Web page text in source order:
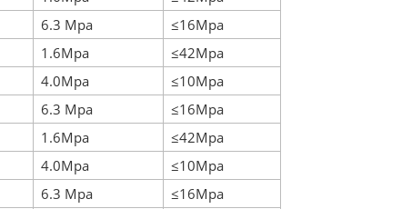
6.3 Mpa
≤16Mpa
1.6Mpa
≤42Mpa
4.0Mpa ≤10Mpa
6.3 Mpa
≤16Mpa
1.6Mpa
≤42Mpa
4.0Mpa ≤10Mpa
6.3 Mpa
≤16Mpa